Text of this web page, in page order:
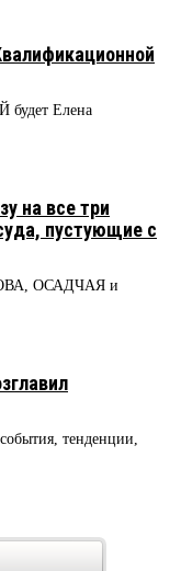
Елена
на все три
пустующие с
ОСАДЧАЯ и
тенденции,